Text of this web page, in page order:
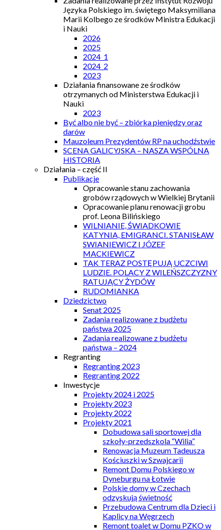
Języka Polskiego im. świętego Maksymiliana
Marii Kolbego ze środków Ministra Edukacji
i Nauki
2026
2025
2024_1
2024_2
2023
Działania finansowane ze środków
otrzymanych od Ministerstwa Edukacji i
Nauki
2023
Być albo nie być – zbiórka pieniędzy oraz
darów
Mauzoleum Prezydentów RP na uchodźstwie
SCENA GALICYJSKA – NASZA WSPÓLNA
HISTORIA
Działania – część II
Publikacje
Opracowanie stanu zachowania
grobów rządowych w Wielkiej Brytanii
Opracowanie planu renowacji grobu
prof. Leona Bilińskiego
WILNIANIE, ŚWIADKOWIE
KATYNIA, EMIGRANCI. STANISŁAW
SWIANIEWICZ I JÓZEF
MACKIEWICZ
TAK TERAZ POSTĘPUJĄ UCZCIWI
LUDZIE. POLACY Z WILEŃSZCZYZNY
RATUJĄCY ŻYDÓW
RUDOMIANKA
Dziedzictwo
Senat 2025
Zadania realizowane z budżetu
państwa 2025
Zadania realizowane z budżetu
państwa – 2024
Regranting
Regranting 2023
Regranting 2022
Inwestycje
Projekty 2024 i 2025
Projekty 2023
Projekty 2022
Projekty 2021
Dobudowa sali sportowej dla
szkoły-przedszkola “Wilia”
Renowacja Muzeum Tadeusza
Kościuszki w Szwajcarii
Remont Domu Polskiego w
Dyneburgu na Łotwie
Polskie domy w Czechach
odzyskują świetność
Przebudowa Centrum dla Dzieci i
Kaplicy na Węgrzech
Remont toalet w Domu PZKO w